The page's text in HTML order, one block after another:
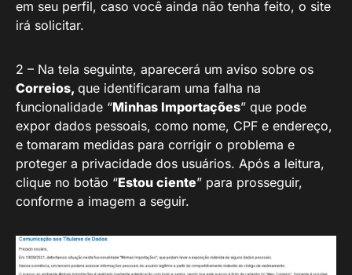
em seu perfil, caso você ainda não tenha feito, o site
irá solicitar.
2 – Na tela seguinte, aparecerá um aviso sobre os
Correios, que identificaram uma falha na
funcionalidade “Minhas Importações” que pode
expor dados pessoais, como nome, CPF e endereço,
e tomaram medidas para corrigir o problema e
proteger a privacidade dos usuários. Após a leitura,
clique no botão “Estou ciente” para prosseguir,
conforme a imagem a seguir.